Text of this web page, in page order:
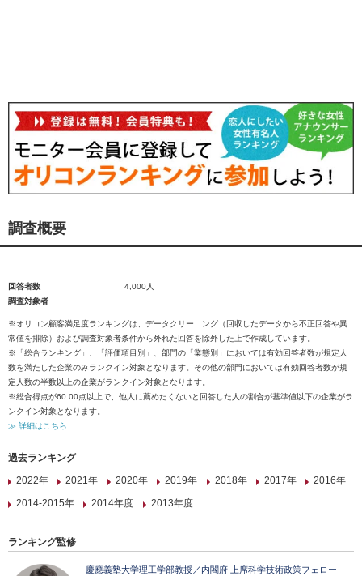
調査概要
回答者数
4,000人
調査対象者
※オリコン顧客満足度ランキングは、データクリーニング（回収したデータから不正回答や異
常値を排除）および調査対象者条件から外れた回答を除外した上で作成しています。
※「総合ランキング」、「評価項目別」、部門の「業態別」においては有効回答者数が規定人
数を満たした企業のみランクイン対象となります。その他の部門においては有効回答者数が規
定人数の半数以上の企業がランクイン対象となります。
※総合得点が60.00点以上で、他人に薦めたくないと回答した人の割合が基準値以下の企業がラ
ンクイン対象となります。
≫ 詳細はこちら
過去ランキング
2022年
2021年 2020年 2019年 2018年 2017年
2016年
2014-2015年
2014年度 2013年度
ランキング監修
慶應義塾大学理工学部教授／内閣府 上席科学技術政策フェロー